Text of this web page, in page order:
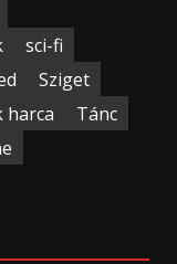
sci-fi
Sziget
harca
Tánc